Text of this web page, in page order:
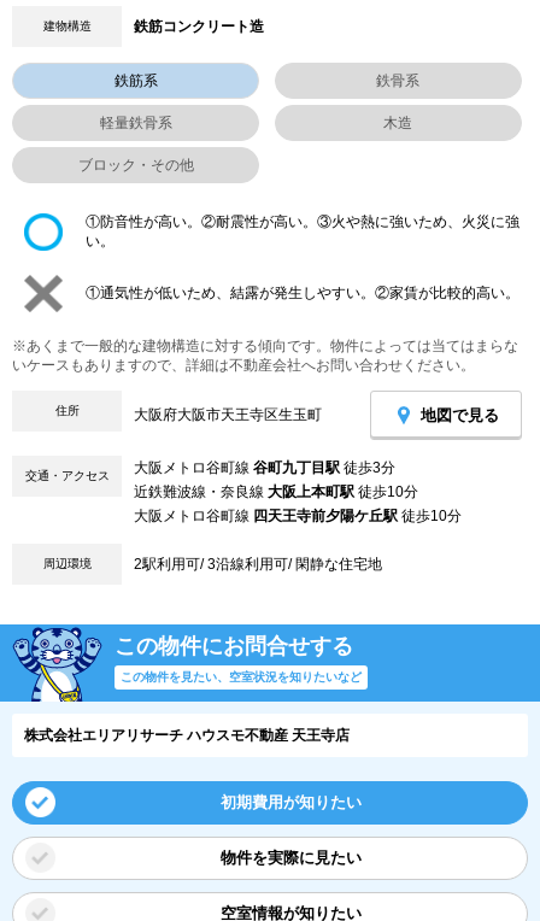
建物構造 鉄筋コンクリート造
鉄筋系 鉄骨系
軽量鉄骨系 木造
ブロック・その他
①防音性が高い。②耐震性が高い。③火や熱に強いため、火災に強
い。
①通気性が低いため、結露が発生しやすい。②家賃が比較的高い。
※あくまで一般的な建物構造に対する傾向です。物件によっては当てはまらな
いケースもありますので、詳細は不動産会社へお問い合わせください。
住所 大阪府大阪市天王寺区生玉町 地図で見る
交通・アクセス 大阪メトロ谷町線 谷町九丁目駅 徒歩3分
近鉄難波線・奈良線 大阪上本町駅 徒歩10分
大阪メトロ谷町線 四天王寺前夕陽ケ丘駅 徒歩10分
周辺環境 2駅利用可/ 3沿線利用可/ 閑静な住宅地
この物件にお問合せする
この物件を見たい、空室状況を知りたいなど
株式会社エリアリサーチ ハウスモ不動産 天王寺店
初期費用が知りたい
物件を実際に見たい
空室情報が知りたい